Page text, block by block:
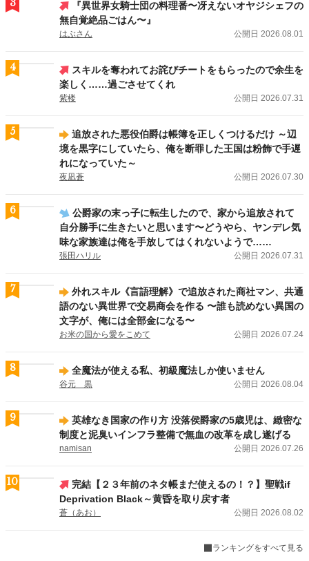
3
『異世界女騎士団の料理番〜冴えないオヤジシェフの
無自覚絶品ごはん〜』
はぶさん 公開日 2026.08.01
4
スキルを奪われてお詫びチートをもらったので余生を
楽しく……過ごさせてくれ
紫楼 公開日 2026.07.31
5
追放された悪役伯爵は帳簿を正しくつけるだけ ～辺
境を黒字にしていたら、俺を断罪した王国は粉飾で手遅
れになっていた～
夜凪蒼 公開日 2026.07.30
6
公爵家の末っ子に転生したので、家から追放されて
自分勝手に生きたいと思います〜どうやら、ヤンデレ気
味な家族達は俺を手放してはくれないようで……
張田ハリル 公開日 2026.07.31
7
外れスキル《言語理解》で追放された商社マン、共通
語のない異世界で交易商会を作る 〜誰も読めない異国の
文字が、俺には全部金になる〜
お米の国から愛をこめて 公開日 2026.07.24
8 全魔法が使える私、初級魔法しか使いません
谷元 黒 公開日 2026.08.04
9
英雄なき国家の作り方 没落侯爵家の5歳児は、緻密な
制度と泥臭いインフラ整備で無血の改革を成し遂げる
namisan 公開日 2026.07.26
10
完結【２３年前のネタ帳まだ使えるの！？】聖戦if
Deprivation Black～黄昏を取り戻す者
蒼（あお） 公開日 2026.08.02
ランキングをすべて見る
【新連載情報】「無限テイム」の恐ろしさ、とくと味わえ！ 常識外れの「物
載スタート！